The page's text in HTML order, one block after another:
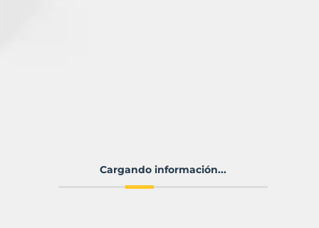
Cargando información...